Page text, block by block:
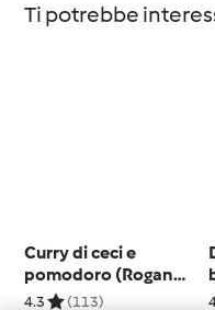
Ti potrebbe
Curry di ceci e
pomodoro (Rogan
Josh curry)
4.3 (113)